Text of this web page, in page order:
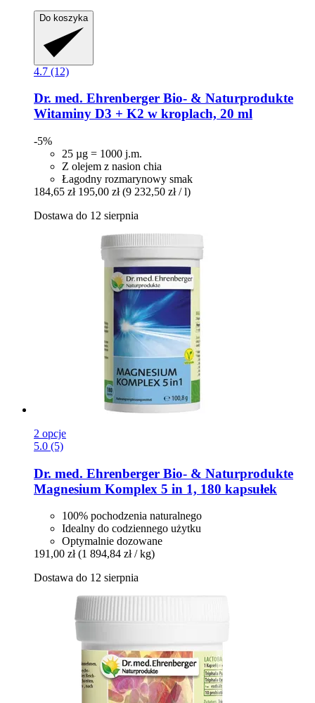
Do koszyka
4.7 (12)
Dr. med. Ehrenberger Bio- & Naturprodukte
Witaminy D3 + K2 w kroplach, 20 ml
-5%
25 µg = 1000 j.m.
Z olejem z nasion chia
Łagodny rozmarynowy smak
184,65 zł 195,00 zł (9 232,50 zł / l)
Dostawa do 12 sierpnia
2 opcje
5.0 (5)
Dr. med. Ehrenberger Bio- & Naturprodukte
Magnesium Komplex 5 in 1, 180 kapsułek
100% pochodzenia naturalnego
Idealny do codziennego użytku
Optymalnie dozowane
191,00 zł (1 894,84 zł / kg)
Dostawa do 12 sierpnia